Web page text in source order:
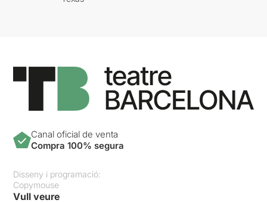
Canal oficial de venta
Compra 100% segura
Disseny i programació:
Copymouse
Vull veure